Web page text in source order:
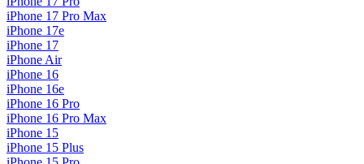
iPhone 17 Pro Max
iPhone 17e
iPhone 17
iPhone Air
iPhone 16
iPhone 16e
iPhone 16 Pro
iPhone 16 Pro Max
iPhone 15
iPhone 15 Plus